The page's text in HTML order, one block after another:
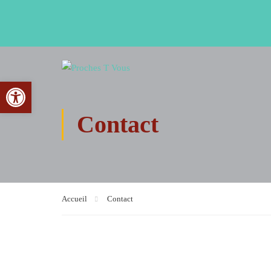
Contact
Accueil Contact
Ouvrir la barre d’outils